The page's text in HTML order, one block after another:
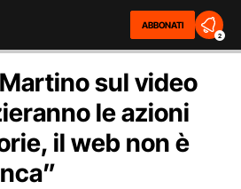
ABBONATI
2
sul video
le azioni
il web non è